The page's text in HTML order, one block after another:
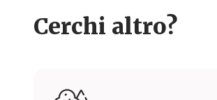
Cerchi altro?